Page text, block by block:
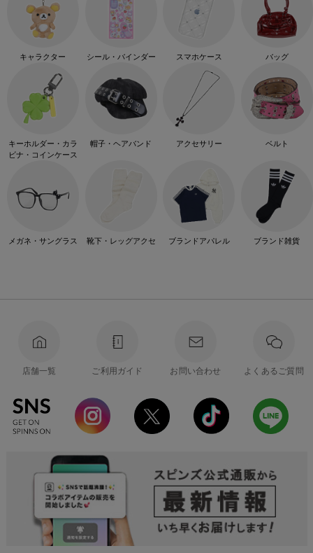
キャラクター シール・バインダー スマホケース バッグ
キーホルダー・カラ
ビナ・コインケース
帽子・ヘアバンド アクセサリー ベルト
メガネ・サングラス 靴下・レッグアクセ ブランドアパレル ブランド雑貨
店舗一覧 ご利用ガイド お問い合わせ よくあるご質問